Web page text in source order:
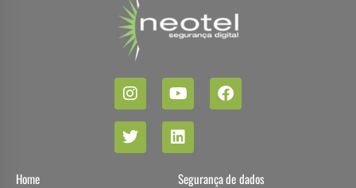
Home Segurança de dados